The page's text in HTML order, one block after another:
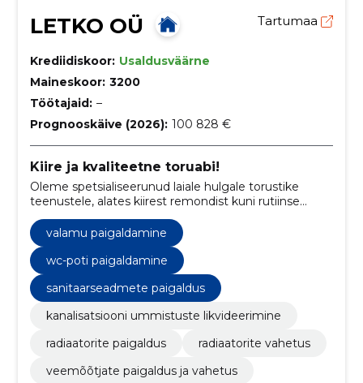
LETKO OÜ Tartumaa
Krediidiskoor: Usaldusväärne
Maineskoor: 3200
Töötajaid: –
Prognooskäive (2026): 100 828 €
Kiire ja kvaliteetne toruabi!
Oleme spetsialiseerunud laiale hulgale torustike
teenustele, alates kiirest remondist kuni rutiinse
hoolduseni, tagades efektiivsed veesüsteemid ja
kütte kodudele ja ettevõtetele.
valamu paigaldamine
wc-poti paigaldamine
sanitaarseadmete paigaldus
kanalisatsiooni ummistuste likvideerimine
radiaatorite paigaldus
radiaatorite vahetus
veemõõtjate paigaldus ja vahetus